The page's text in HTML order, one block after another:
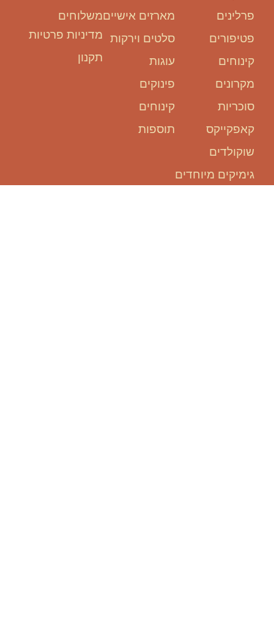
משלוחים
מדיניות פרטיות
תקנון
פרלינים
פטיפורים
קינוחים
מקרונים
סוכריות
קאפקייקס
שוקולדים
גימיקים מיוחדים
מארזים אישיים
סלטים וירקות
עוגות
פינוקים
קינוחים
תוספות